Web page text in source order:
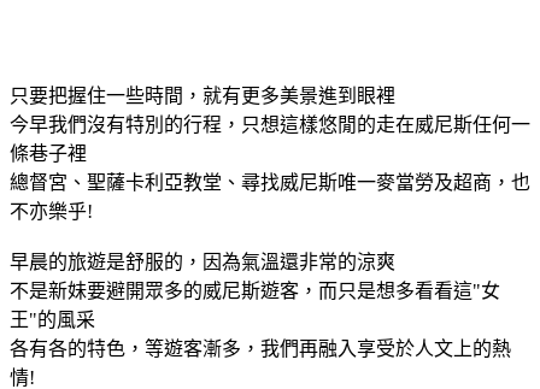
只要把握住一些時間，就有更多美景進到眼裡
今早我們沒有特別的行程，只想這樣悠閒的走在威尼斯任何一
條巷子裡
總督宮、聖薩卡利亞教堂、尋找威尼斯唯一麥當勞及超商，也
不亦樂乎!
早晨的旅遊是舒服的，因為氣溫還非常的涼爽
不是新妹要避開眾多的威尼斯遊客，而只是想多看看這"女
王"的風采
各有各的特色，等遊客漸多，我們再融入享受於人文上的熱
情!